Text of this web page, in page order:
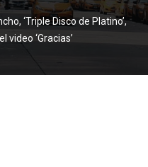
‘Triple Disco de Platino’,
video ‘Gracias’